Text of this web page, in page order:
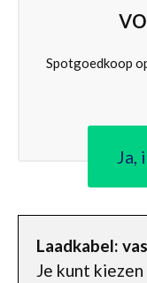
Spotgoedkoop
Laadkabel:
Je kunt